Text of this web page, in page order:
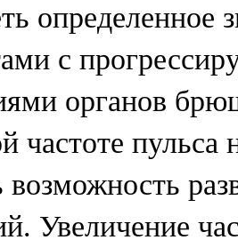
определенное
с
органов
частоте пульса
Увеличение